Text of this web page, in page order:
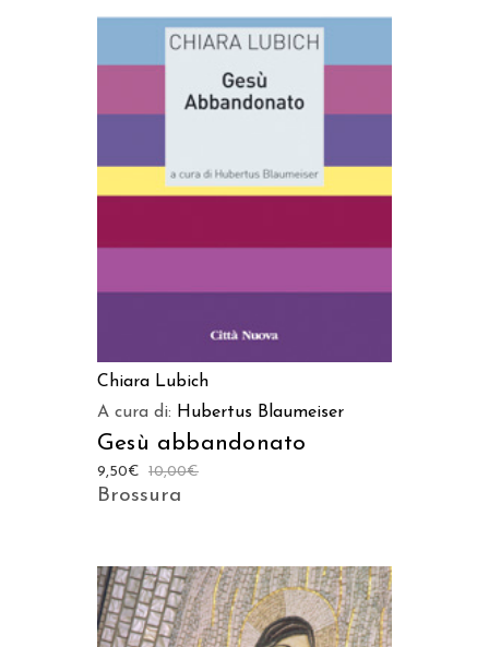
Chiara Lubich
A cura di: Hubertus Blaumeiser
Gesù abbandonato
10,00€
9,50€
Brossura